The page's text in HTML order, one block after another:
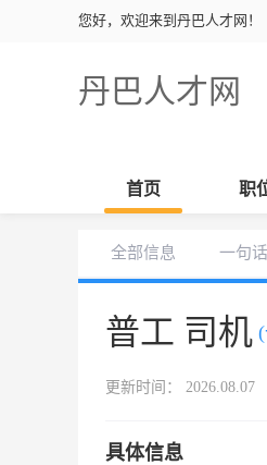
您好，欢迎来到丹巴人才网！
丹巴人才网
首页 职
全部信息 一句
普工 司机
更新时间： 2026.08.07
具体信息